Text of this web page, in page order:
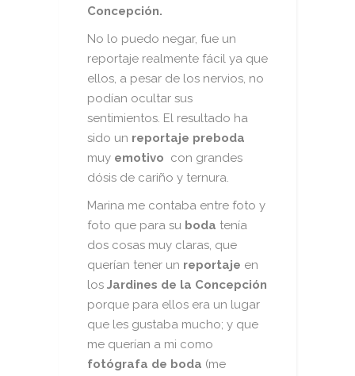
Concepción.
No lo puedo negar, fue un
reportaje realmente fácil ya que
ellos, a pesar de los nervios, no
podían ocultar sus
sentimientos. El resultado ha
sido un reportaje preboda
muy emotivo con grandes
dósis de cariño y ternura.
Marina me contaba entre foto y
foto que para su boda tenía
dos cosas muy claras, que
querían tener un reportaje en
los Jardines de la Concepción
porque para ellos era un lugar
que les gustaba mucho; y que
me querían a mi como
fotógrafa de boda (me